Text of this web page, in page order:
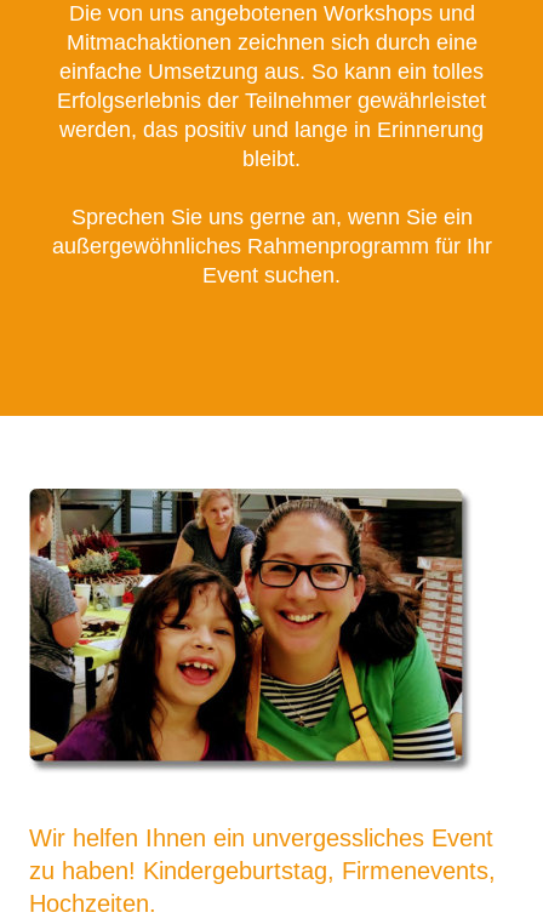
Die von uns angebotenen Workshops und
Mitmachaktionen zeichnen sich durch eine
einfache Umsetzung aus. So kann ein tolles
Erfolgserlebnis der Teilnehmer gewährleistet
werden, das positiv und lange in Erinnerung
bleibt.
Sprechen Sie uns gerne an, wenn Sie ein
außergewöhnliches Rahmenprogramm für Ihr
Event suchen.
Wir helfen Ihnen ein unvergessliches Event
zu haben! Kindergeburtstag, Firmenevents,
Hochzeiten.